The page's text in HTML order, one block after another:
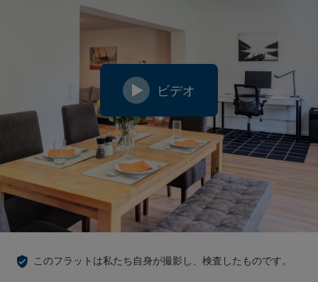
ビデオ
このフラットは私たち自身が撮影し、検査したものです。